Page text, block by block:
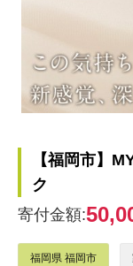
【福岡市】
ク
寄付金額:
福岡県 福岡市